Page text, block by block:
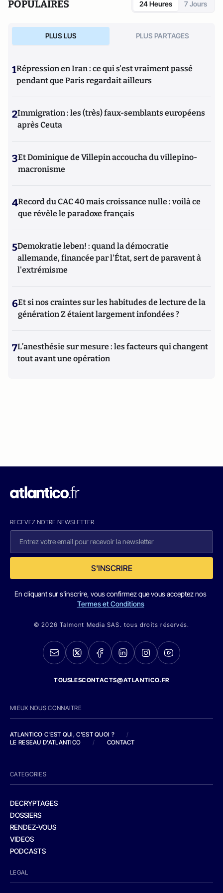
impacts entre technologie, prix et monnaie,Pour la Création
essai,Microcapitalisme (PUF, 2017, collectionGénération
publié en avril 2019 une étude avec l'Institut Sapiens sur les
impacts entre technologie, prix et monnaie,Pour la Création
POPULAIRES 24 Heures 7 Jours
PLUS LUS PLUS PARTAGES
1Répression en Iran : ce qui s'est vraiment passé
pendant que Paris regardait ailleurs
2Immigration : les (très) faux-semblants européens
après Ceuta
3Et Dominique de Villepin accoucha du villepino-
macronisme
4Record du CAC 40 mais croissance nulle : voilà ce
que révèle le paradoxe français
5Demokratie leben! : quand la démocratie
allemande, financée par l'État, sert de paravent à
l'extrémisme
6Et si nos craintes sur les habitudes de lecture de la
génération Z étaient largement infondées ?
7L’anesthésie sur mesure : les facteurs qui changent
tout avant une opération
RECEVEZ NOTRE NEWSLETTER
S'INSCRIRE
En cliquant sur s'inscrire, vous confirmez que vous acceptez nos
Termes et Conditions
© 2026 Talmont Media SAS. tous droits réservés.
TOUSLESCONTACTS@ATLANTICO.FR
MIEUX NOUS CONNAITRE
ATLANTICO C'EST QUI, C'EST QUOI ?
/
LE RESEAU D'ATLANTICO
/ CONTACT
CATEGORIES
DECRYPTAGES
DOSSIERS
RENDEZ-VOUS
VIDEOS
PODCASTS
LEGAL